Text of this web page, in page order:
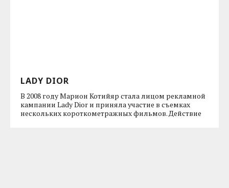
LADY DIOR
В 2008 году Марион Котийяр стала лицом рекламной
кампании Lady Dior и приняла участие в съемках
нескольких короткометражных фильмов. Действие